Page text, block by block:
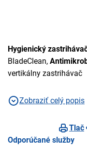
Hygienický
BladeClean,
vertikálny zastrihávač
Zobraziť celý popis
Tlač
Odporúčané služby